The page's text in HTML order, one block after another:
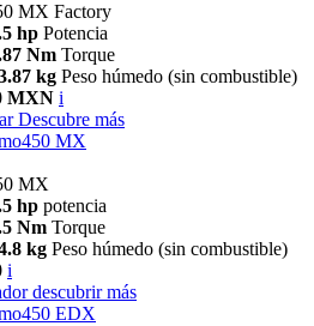
MX Factory
hp Potencia
Nm Torque
kg Peso húmedo (sin combustible)
MXN i
Descubre más
MX
MX
hp potencia
Nm Torque
kg Peso húmedo (sin combustible)
i
descubrir más
EDX